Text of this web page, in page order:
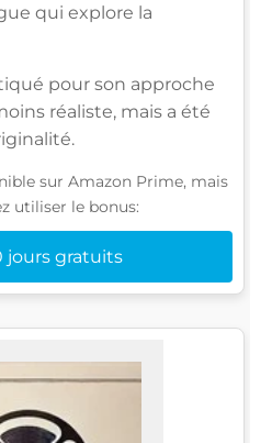
qui explore la
pour son approche
réaliste, mais a été
sur Amazon Prime, mais
utiliser le bonus:
jours gratuits